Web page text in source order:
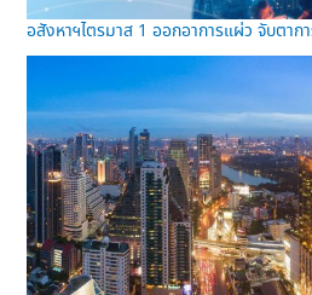
อสังหาฯไตรมาส 1 ออกอาการแผ่ว จับตาก